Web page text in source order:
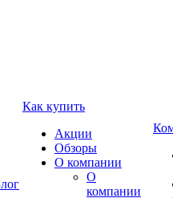
Как купить
Акции
Обзоры
О компании
О
компании